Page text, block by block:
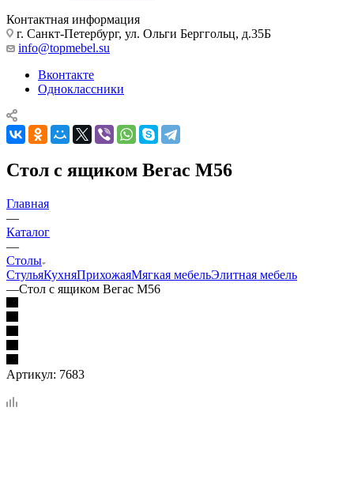
Контактная информация
г. Санкт-Петербург, ул. Ольги Берггольц, д.35Б
info@topmebel.su
Вконтакте
Одноклассники
Стол с ящиком Вегас М56
Главная
—
Каталог
—
Столы
СтульяКухняПрихожаяМягкая мебельЭлитная мебель
—Стол с ящиком Вегас М56
Артикул: 7683